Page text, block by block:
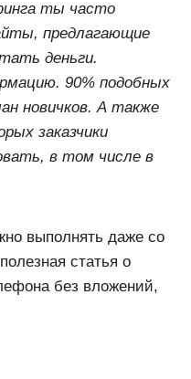
ты часто
предлагающие
деньги.
90% подобных
новичков. А также
заказчики
в том числе в
выполнять даже со
статья о
без вложений,